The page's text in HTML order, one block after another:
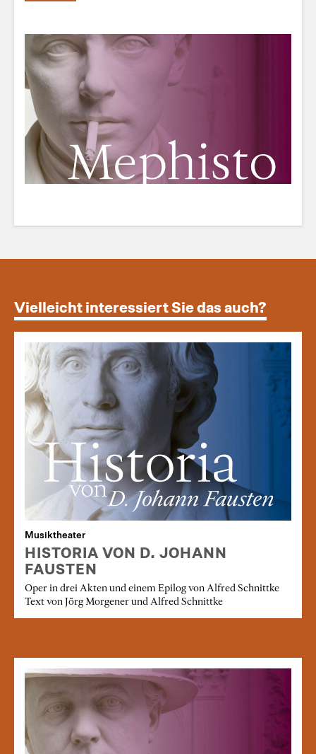
Vielleicht interessiert Sie das auch?
Musiktheater
HISTORIA VON D. JOHANN
FAUSTEN
Oper in drei Akten und einem Epilog von Alfred Schnittke
Text von Jörg Morgener und Alfred Schnittke